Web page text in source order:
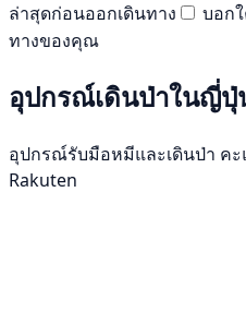
ล่าสุดก่อนออกเดินทาง
บอก
ทางของคุณ
อุปกรณ์เดินป่าในญี่ปุ่
อุปกรณ์รับมือหมีและเดินป่า ค
Rakuten